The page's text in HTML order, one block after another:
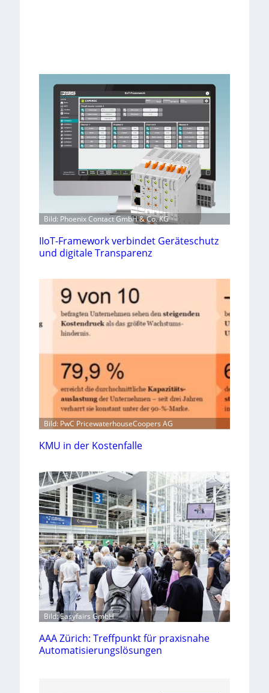
Bild: Phoenix Contact GmbH & Co. KG
IIoT-Framework verbindet Geräteschutz
und digitale Transparenz
Bild: PwC PricewaterhouseCoopers AG
KMU in der Kostenfalle
Bild: Easyfairs GmbH
AAA Zürich: Treffpunkt für praxisnahe
Automatisierungslösungen